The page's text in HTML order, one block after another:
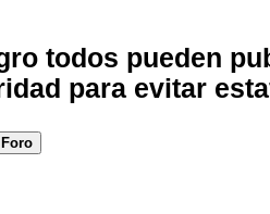
todos pueden
para evitar